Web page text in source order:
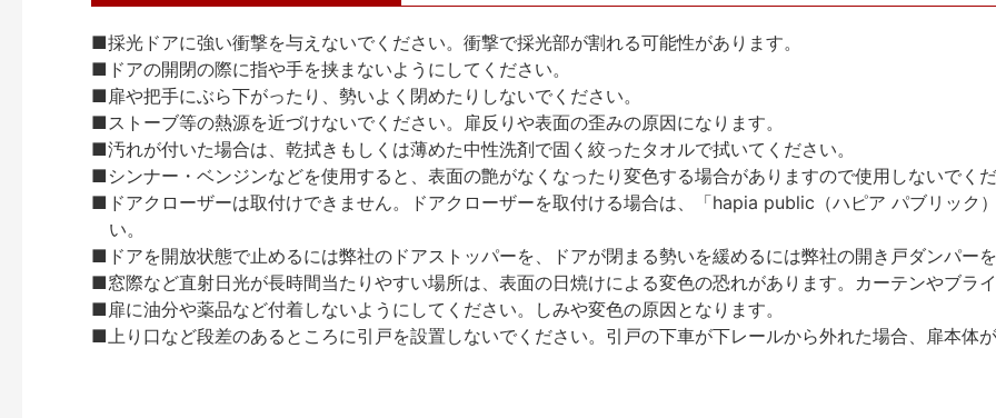
■採光ドアに強い衝撃を与えないでください。衝撃で採光部が割れる可能性があります。
■ドアの開閉の際に指や手を挟まないようにしてください。
■扉や把手にぶら下がったり、勢いよく閉めたりしないでください。
■ストーブ等の熱源を近づけないでください。扉反りや表面の歪みの原因になります。
■汚れが付いた場合は、乾拭きもしくは薄めた中性洗剤で固く絞ったタオルで拭いてください。
■シンナー・ベンジンなどを使用すると、表面の艶がなくなったり変色する場合がありますので使用しないでくだ
■ドアクローザーは取付けできません。ドアクローザーを取付ける場合は、「hapia public（ハピア パブリック
い。
■ドアを開放状態で止めるには弊社のドアストッパーを、ドアが閉まる勢いを緩めるには弊社の開き戸ダンパーを
■窓際など直射日光が長時間当たりやすい場所は、表面の日焼けによる変色の恐れがあります。カーテンやブラ
■扉に油分や薬品など付着しないようにしてください。しみや変色の原因となります。
■上り口など段差のあるところに引戸を設置しないでください。引戸の下車が下レールから外れた場合、扉本体